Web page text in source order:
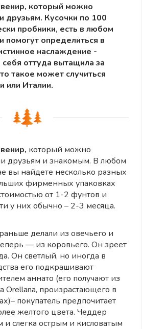
который можно
друзьям. Кусочки по 100
пробники, есть в любом
помогут определиться в
наслаждение -
оттуда вытащила за
такое может случиться
или Италии.
который можно
друзьям и знакомым. В любом
вы найдете несколько разных
фирменных упаковках
от 1-2 фунтов и
у них обычно – 2-3 месяца.
делали из овечьего и
— из коровьего. Он зреет
Он светлый, но иногда в
его подкрашивают
аннато (его получают из
Orellana, произрастающего в
покупатель предпочитает
желтого цвета. Чеддер
и слегка острым и кисловатым